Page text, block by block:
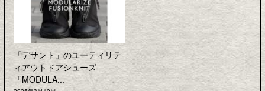
「デサント」のユーティリテ
ィアウトドアシューズ
「MODULA...